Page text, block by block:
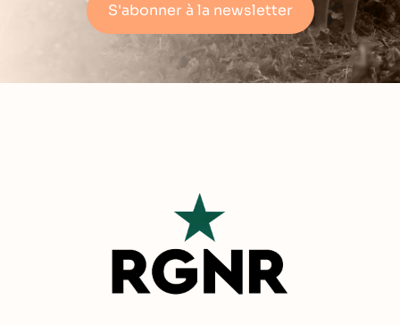
S'abonner à la newsletter